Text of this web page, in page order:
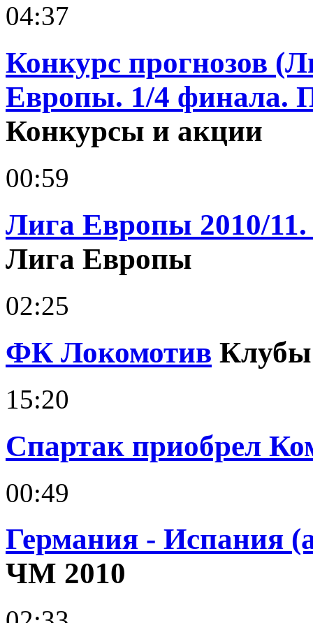
04:37
Конкурс прогнозов
Европы. 1/4 финала.
Конкурсы и акции
00:59
Лига Европы 2010/
Лига Европы
02:25
ФК Локомотив Клубы
15:20
Спартак приобрел
00:49
Германия - Испания
ЧМ 2010